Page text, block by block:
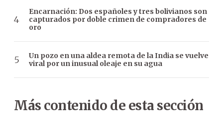
Encarnación: Dos españoles y tres bolivianos son
capturados por doble crimen de compradores de
oro
Un pozo en una aldea remota de la India se vuelve
viral por un inusual oleaje en su agua
Más contenido de esta sección